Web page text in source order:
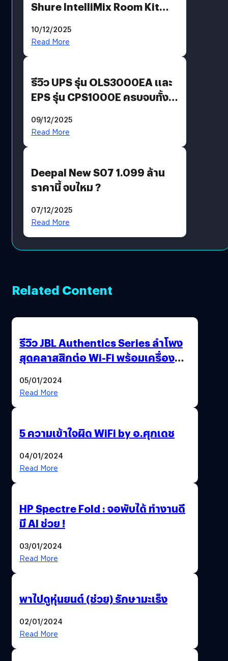
Shure IntelliMix Room Kit
10/12/2025
Read More
รีวิว UPS รุ่น OLS3000EA และ
EPS รุ่น CPS1000E ครบจบทั้ง
09/12/2025
Read More
Deepal New S07 1.099 ล้าน
ราคานี้ จบไหม ?
07/12/2025
Read More
Related Content
รีวิว JBL Authentics Series ลำโพง
สุดคลาสสิกต่อ Wi-Fi พร้อมเครื่อง
05/01/2024
Read More
5 ความเข้าใจผิด WiFi by อ.ศุภเดช
04/01/2024
Read More
HP Spectre Fold : จอพับได้ ทำงานดี
มี AI ช่วย !
03/01/2024
Read More
พาไปดูหุ่นยนต์ (ช่วย) รักษามะเร็ง
02/01/2024
Read More